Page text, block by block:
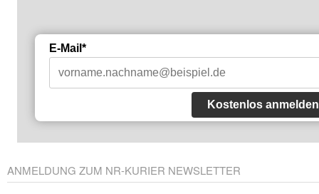
E-Mail*
Kostenlos anmelden
ANMELDUNG ZUM NR-KURIER NEWSLETTER